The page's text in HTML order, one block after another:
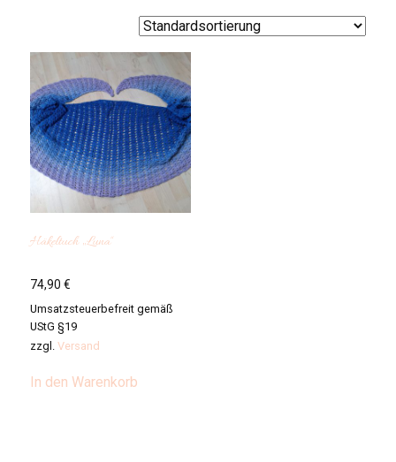
Häkeltuch „Luna“
74,90€
Umsatzsteuerbefreit gemäß
UStG §19
zzgl.Versand
In den Warenkorb